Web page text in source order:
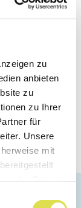
zu
anbieten
zu
zu Ihrer
für
Unsere
mit
avec
protons.